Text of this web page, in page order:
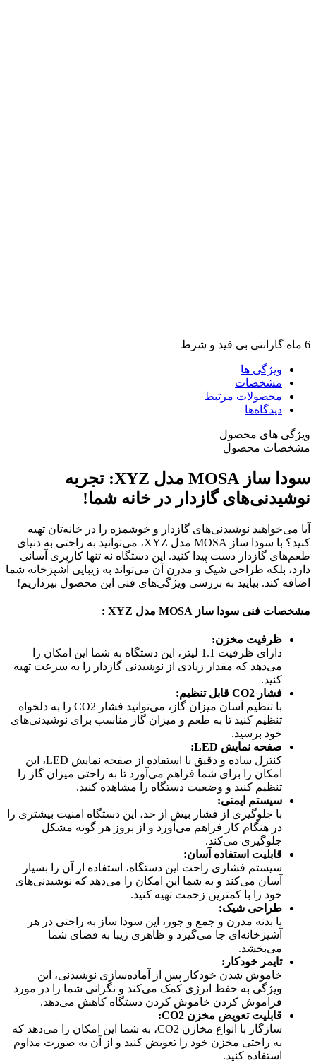
6 ماه گارانتی بی قید و شرط
ویژگی ها
مشخصات
محصولات مرتبط
دیدگاه‌ها
ویژگی های محصول
مشخصات محصول
سودا ساز MOSA مدل XYZ: تجربه
نوشیدنی‌های گازدار در خانه شما!
آیا می‌خواهید نوشیدنی‌های گازدار و خوشمزه را در خانه‌تان تهیه
کنید؟ با سودا ساز MOSA مدل XYZ، می‌توانید به راحتی به دنیای
طعم‌های گازدار دست پیدا کنید. این دستگاه نه تنها کاربری آسانی
دارد، بلکه طراحی شیک و مدرن آن می‌تواند به زیبایی آشپزخانه شما
اضافه کند. بیایید به بررسی ویژگی‌های فنی این محصول بپردازیم!
مشخصات فنی سودا ساز MOSA مدل XYZ :
ظرفیت مخزن:
دارای ظرفیت 1.1 لیتر، این دستگاه به شما این امکان را
می‌دهد که مقدار زیادی از نوشیدنی گازدار را به سرعت تهیه
کنید.
فشار CO2 قابل تنظیم:
با تنظیم آسان میزان گاز، می‌توانید فشار CO2 را به دلخواه
تنظیم کنید تا به طعم و میزان گاز مناسب برای نوشیدنی‌های
خود برسید.
صفحه نمایش LED:
کنترل ساده و دقیق با استفاده از صفحه نمایش LED، این
امکان را برای شما فراهم می‌آورد تا به راحتی میزان گاز را
تنظیم کنید و وضعیت دستگاه را مشاهده کنید.
سیستم ایمنی:
با جلوگیری از فشار بیش از حد، این دستگاه امنیت بیشتری را
در هنگام کار فراهم می‌آورد و از بروز هر گونه مشکل
جلوگیری می‌کند.
قابلیت استفاده آسان:
سیستم فشاری راحت این دستگاه، استفاده از آن را بسیار
آسان می‌کند و به شما این امکان را می‌دهد که نوشیدنی‌های
خود را با کمترین زحمت تهیه کنید.
طراحی شیک:
با بدنه مدرن و جمع و جور، این سودا ساز به راحتی در هر
آشپزخانه‌ای جا می‌گیرد و ظاهری زیبا به فضای شما
می‌بخشد.
تایمر خودکار:
خاموش شدن خودکار پس از آماده‌سازی نوشیدنی، این
ویژگی به حفظ انرژی کمک می‌کند و نگرانی شما را در مورد
فراموش کردن خاموش کردن دستگاه کاهش می‌دهد.
قابلیت تعویض مخزن CO2:
سازگار با انواع مخازن CO2، به شما این امکان را می‌دهد که
به راحتی مخزن خود را تعویض کنید و از آن به صورت مداوم
استفاده کنید.